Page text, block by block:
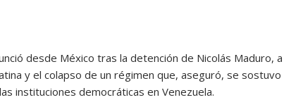
desde México tras la detención de Nicolás Maduro, a
y el colapso de un régimen que, aseguró, se sostuvo
instituciones democráticas en Venezuela.